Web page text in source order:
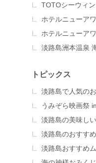
TOTOシーウィン
ホテルニューアワ
ホテルニューアワ
淡路島洲本温泉
トピックス
淡路島で人気のお
うみぞら映画祭 in
淡路島の美味しい
淡路島のおすすめ
淡路島おすすめム